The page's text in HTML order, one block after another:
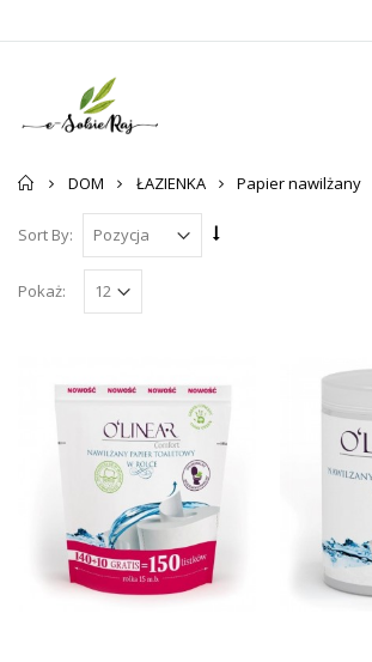
Strona
DOM ŁAZIENKA Papier nawilżany
Sort By:
Pokaż: